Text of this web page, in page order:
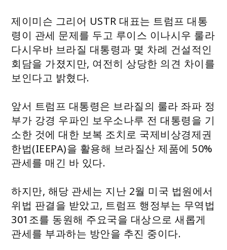
제이미슨 그리어 USTR 대표는 트럼프 대통
령이 관세 문제를 두고 루이스 이나시우 룰라
다시우바 브라질 대통령과 몇 차례 건설적인
회담을 가졌지만, 여전히 상당한 의견 차이를
보인다고 밝혔다.
앞서 트럼프 대통령은 브라질의 룰라 좌파 정
부가 강경 우파인 보우소나루 전 대통령을 기
소한 것에 대한 보복 조치로 국제비상경제권
한법(IEEPA)을 활용해 브라질산 제품에 50%
관세를 매긴 바 있다.
하지만, 해당 관세는 지난 2월 미국 법원에서
위법 판결을 받았고, 트럼프 행정부는 무역법
301조를 동원해 주요국을 대상으로 새롭게
관세를 부과하는 방안을 추진 중이다.